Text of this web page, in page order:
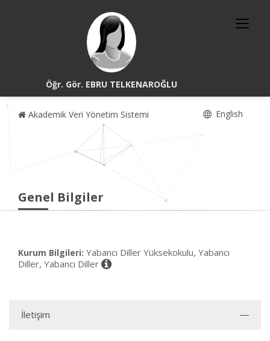
Öğr. Gör. EBRU TELKENAROĞLU
Akademik Veri Yönetim Sistemi English
Genel Bilgiler
Kurum Bilgileri: Yabancı Diller Yüksekokulu, Yabancı
Diller, Yabancı Diller
İletişim